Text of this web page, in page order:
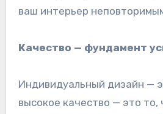
ваш интерьер
Качество — фундамент
Индивидуальный дизайн —
высокое качество — это то,